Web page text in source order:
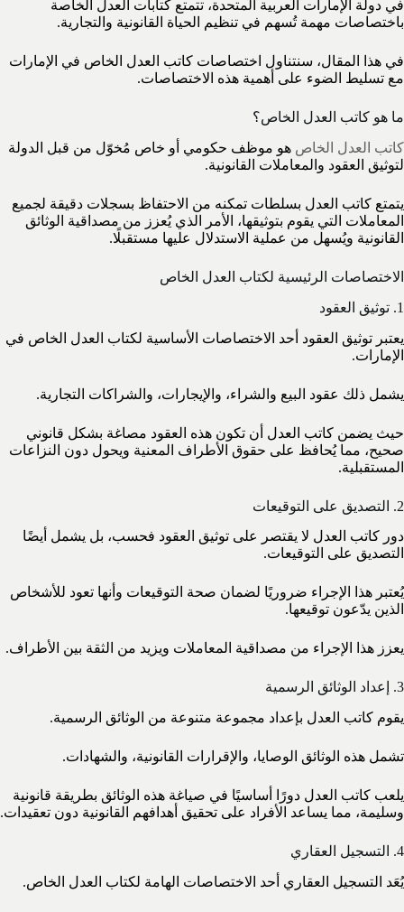
في دولة الإمارات العربية المتحدة، تتمتع كتابات العدل الخاصة
باختصاصات مهمة تُسهم في تنظيم الحياة القانونية والتجارية.
في هذا المقال، سنتناول اختصاصات كاتب العدل الخاص في الإمارات
مع تسليط الضوء على أهمية هذه الاختصاصات.
ما هو كاتب العدل الخاص؟
كاتب العدل الخاص هو موظف حكومي أو خاص مُخوّل من قبل الدولة
لتوثيق العقود والمعاملات القانونية.
يتمتع كاتب العدل بسلطات تمكنه من الاحتفاظ بسجلات دقيقة لجميع
المعاملات التي يقوم بتوثيقها، الأمر الذي يُعزز من مصداقية الوثائق
القانونية ويُسهل من عملية الاستدلال عليها مستقبلًا.
الاختصاصات الرئيسية لكتاب العدل الخاص
1. توثيق العقود
يعتبر توثيق العقود أحد الاختصاصات الأساسية لكتاب العدل الخاص في
الإمارات.
يشمل ذلك عقود البيع والشراء، والإيجارات، والشراكات التجارية.
حيث يضمن كاتب العدل أن تكون هذه العقود مصاغة بشكل قانوني
صحيح، مما يُحافظ على حقوق الأطراف المعنية ويحول دون النزاعات
المستقبلية.
2. التصديق على التوقيعات
دور كاتب العدل لا يقتصر على توثيق العقود فحسب، بل يشمل أيضًا
التصديق على التوقيعات.
يُعتبر هذا الإجراء ضروريًا لضمان صحة التوقيعات وأنها تعود للأشخاص
الذين يدّعون توقيعها.
يعزز هذا الإجراء من مصداقية المعاملات ويزيد من الثقة بين الأطراف.
3. إعداد الوثائق الرسمية
يقوم كاتب العدل بإعداد مجموعة متنوعة من الوثائق الرسمية.
تشمل هذه الوثائق الوصايا، والإقرارات القانونية، والشهادات.
يلعب كاتب العدل دورًا أساسيًا في صياغة هذه الوثائق بطريقة قانونية
وسليمة، مما يساعد الأفراد على تحقيق أهدافهم القانونية دون تعقيدات.
4. التسجيل العقاري
يُعَد التسجيل العقاري أحد الاختصاصات الهامة لكتاب العدل الخاص.